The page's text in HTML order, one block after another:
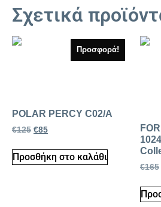
Σχετικά
Προσφορά!
POLAR PERCY C02/A
€125 €85
Προσθήκη στο καλάθι
€165